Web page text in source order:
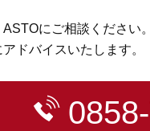
ASTOにご相談ください
アドバイスいたします。